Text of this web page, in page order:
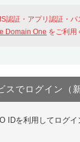
認証・アプリ認証・
Domain One をご利用
スでログイン（
IDを利用してログイ